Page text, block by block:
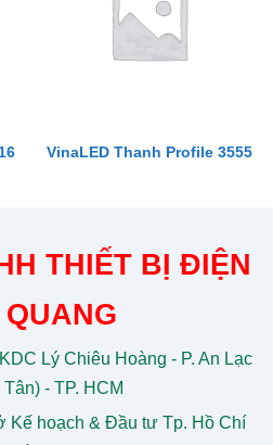
VinaLED Thanh Profile 3555
THIẾT BỊ ĐIỆN
Lý Chiêu Hoàng - P. An Lạc
- TP. HCM
Kế hoạch & Đầu tư Tp. Hồ Chí